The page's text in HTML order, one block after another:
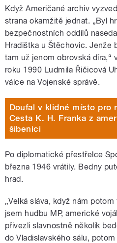
Když Američané archiv
strana okamžitě jednat. „Byl
bezpečnostních oddílů
Hradištka u Štěchovic. Jenže
tam už jenom obrovská díra,“
roku 1990 Ludmila Řičicová
válce na Vojenské správě.
Doufal v klidné místo pro
Cesta K. H. Franka z
šibenici
Po diplomatické přestřelce
března 1946 vrátily. Bedny
hrad.
„Velká sláva, když nám
jsem hudbu MP, americké
přivezli slavnostně několik
do Vladislavského sálu,